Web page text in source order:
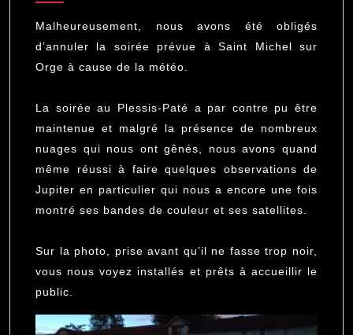
étoiles
2021
Malheureusement, nous avons été obligés
d’annuler la soirée prévue à Saint Michel sur
Orge à cause de la météo.
La soirée au Plessis-Paté a par contre pu être
maintenue et malgré la présence de nombreux
nuages qui nous ont gênés, nous avons quand
même réussi à faire quelques observations de
Jupiter en particulier qui nous a encore une fois
montré ses bandes de couleur et ses satellites.
Sur la photo, prise avant qu’il ne fasse trop noir,
vous nous voyez installés et prêts à accueillir le
public.